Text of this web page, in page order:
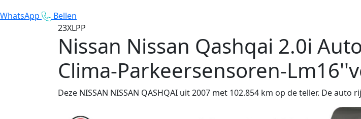
WhatsApp
Bellen
23XLPP
Nissan Nissan Qashqai 2.0i
Clima-Parkeersensoren-
Deze NISSAN NISSAN QASHQAI uit 2007 met 102.854 km op de teller. De